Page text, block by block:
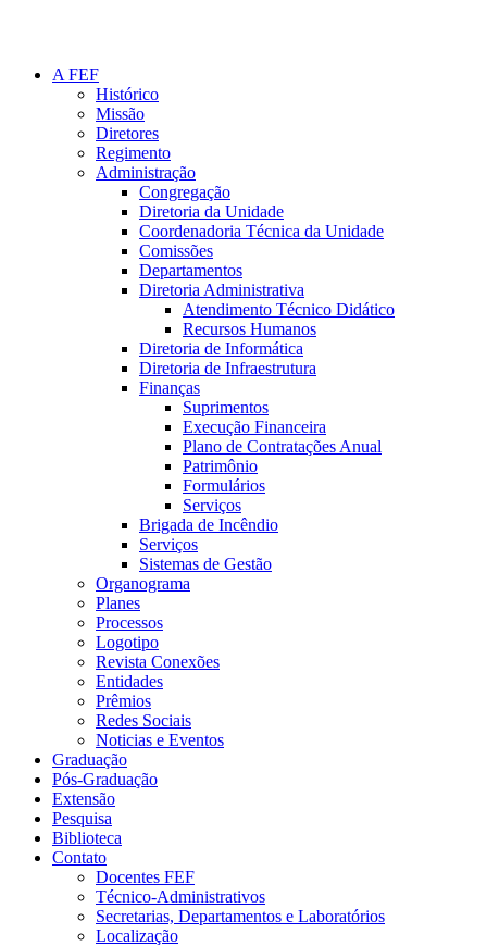
A FEF
Histórico
Missão
Diretores
Regimento
Administração
Congregação
Diretoria da Unidade
Coordenadoria Técnica da Unidade
Comissões
Departamentos
Diretoria Administrativa
Atendimento Técnico Didático
Recursos Humanos
Diretoria de Informática
Diretoria de Infraestrutura
Finanças
Suprimentos
Execução Financeira
Plano de Contratações Anual
Patrimônio
Formulários
Serviços
Brigada de Incêndio
Serviços
Sistemas de Gestão
Organograma
Planes
Processos
Logotipo
Revista Conexões
Entidades
Prêmios
Redes Sociais
Noticias e Eventos
Graduação
Pós-Graduação
Extensão
Pesquisa
Biblioteca
Contato
Docentes FEF
Técnico-Administrativos
Secretarias, Departamentos e Laboratórios
Localização